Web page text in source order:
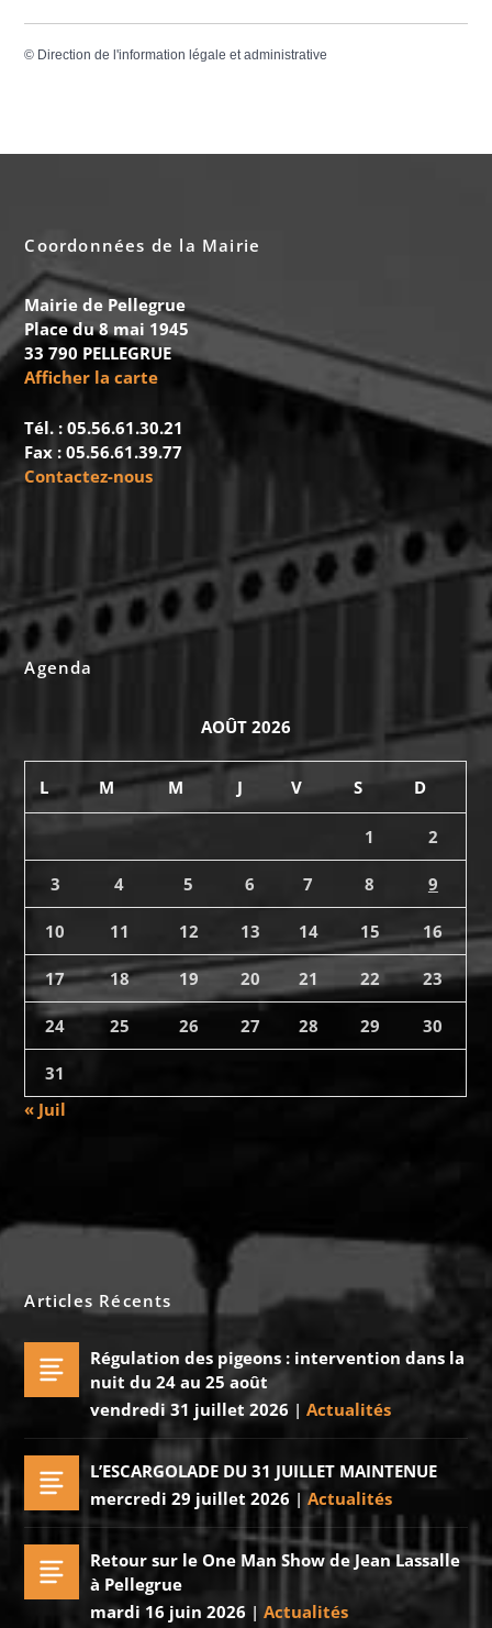
© Direction de l'information légale et administrative
Coordonnées de la Mairie
Mairie de Pellegrue
Place du 8 mai 1945
33 790 PELLEGRUE
Afficher la carte
Tél. : 05.56.61.30.21
Fax : 05.56.61.39.77
Contactez-nous
Agenda
AOÛT 2026
L M M J V S D
1 2
3 4 5 6 7 8 9
10 11 12 13 14 15 16
17 18 19 20 21 22 23
24 25 26 27 28 29 30
31
« Juil
Articles Récents
Régulation des pigeons : intervention dans la
nuit du 24 au 25 août
vendredi 31 juillet 2026 |Actualités
L’ESCARGOLADE DU 31 JUILLET MAINTENUE
mercredi 29 juillet 2026 |Actualités
Retour sur le One Man Show de Jean Lassalle
à Pellegrue
mardi 16 juin 2026 |Actualités